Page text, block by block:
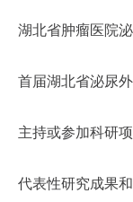
湖北省肿瘤医院
首届湖北省泌尿
主持或参加科研
代表性研究成果